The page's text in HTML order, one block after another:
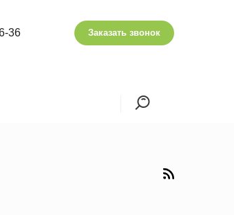
36 Заказать звонок